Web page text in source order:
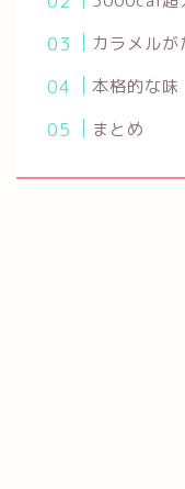
カラメルが
本格的な味
まとめ